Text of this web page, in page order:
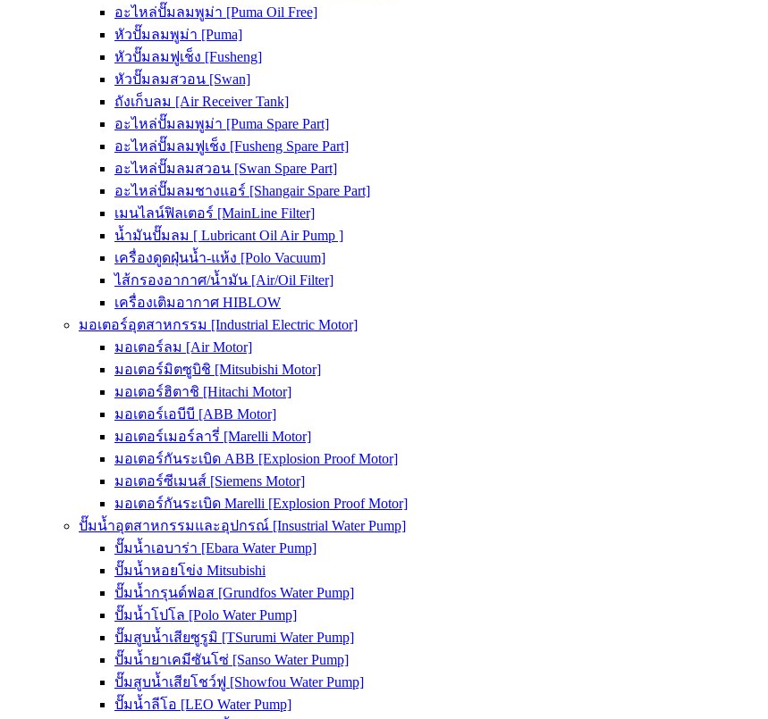
อะไหล่ปั๊มลมพูม่า [Puma Oil Free]
หัวปั๊มลมพูม่า [Puma]
หัวปั๊มลมฟูเช็ง [Fusheng]
หัวปั๊มลมสวอน [Swan]
ถังเก็บลม [Air Receiver Tank]
อะไหล่ปั๊มลมพูม่า [Puma Spare Part]
อะไหล่ปั๊มลมฟูเช็ง [Fusheng Spare Part]
อะไหล่ปั๊มลมสวอน [Swan Spare Part]
อะไหล่ปั๊มลมชางแอร์ [Shangair Spare Part]
เมนไลน์ฟิลเตอร์ [MainLine Filter]
น้ำมันปั๊มลม [ Lubricant Oil Air Pump ]
เครื่องดูดฝุ่นน้ำ-แห้ง [Polo Vacuum]
ไส้กรองอากาศ/น้ำมัน [Air/Oil Filter]
เครื่องเติมอากาศ HIBLOW
มอเตอร์อุตสาหกรรม [Industrial Electric Motor]
มอเตอร์ลม [Air Motor]
มอเตอร์มิตซูบิชิ [Mitsubishi Motor]
มอเตอร์ฮิตาชิ [Hitachi Motor]
มอเตอร์เอบีบี [ABB Motor]
มอเตอร์เมอร์ลารี่ [Marelli Motor]
มอเตอร์กันระเบิด ABB [Explosion Proof Motor]
มอเตอร์ซีเมนส์ [Siemens Motor]
มอเตอร์กันระเบิด Marelli [Explosion Proof Motor]
ปั๊มน้ำอุตสาหกรรมและอุปกรณ์ [Insustrial Water Pump]
ปั๊มน้ำเอบาร่า [Ebara Water Pump]
ปั๊มน้ำหอยโข่ง Mitsubishi
ปั๊มน้ำกรุนด์ฟอส [Grundfos Water Pump]
ปั๊มน้ำโปโล [Polo Water Pump]
ปั๊มสูบน้ำเสียซูรูมิ [TSurumi Water Pump]
ปั๊มน้ำยาเคมีซันโซ่ [Sanso Water Pump]
ปั๊มสูบน้ำเสียโชว์ฟู [Showfou Water Pump]
ปั๊มน้ำลีโอ [LEO Water Pump]